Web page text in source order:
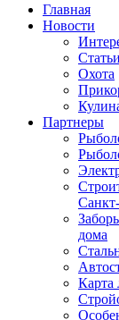
Главная
Новости
Статьи
Охота
Партнеры
дома
Карта